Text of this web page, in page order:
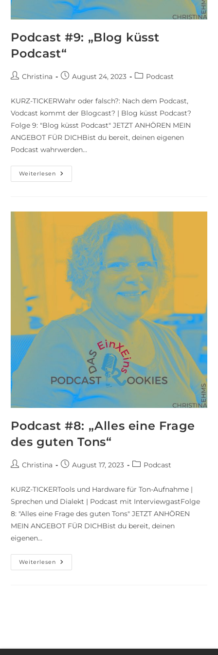
Podcast #9: „Blog küsst
Podcast“
Christina August 24, 2023 Podcast
KURZ-TICKERWahr oder falsch?: Nach dem Podcast,
Vodcast kommt der Blogcast? | Blog küsst Podcast?
Folge 9: "Blog küsst Podcast" JETZT ANHÖREN MEIN
ANGEBOT FÜR DICHBist du bereit, deinen eigenen
Podcast wahrwerden…
Weiterlesen
Podcast #8: „Alles eine Frage
des guten Tons“
Christina August 17, 2023 Podcast
KURZ-TICKERTools und Hardware für Ton-Aufnahme |
Sprechen und Dialekt | Podcast mit InterviewgastFolge
8: "Alles eine Frage des guten Tons" JETZT ANHÖREN
MEIN ANGEBOT FÜR DICHBist du bereit, deinen
eigenen…
Weiterlesen